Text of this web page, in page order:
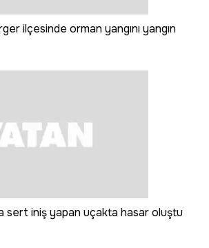
ilçesinde orman yangını yangın
sert iniş yapan uçakta hasar oluştu